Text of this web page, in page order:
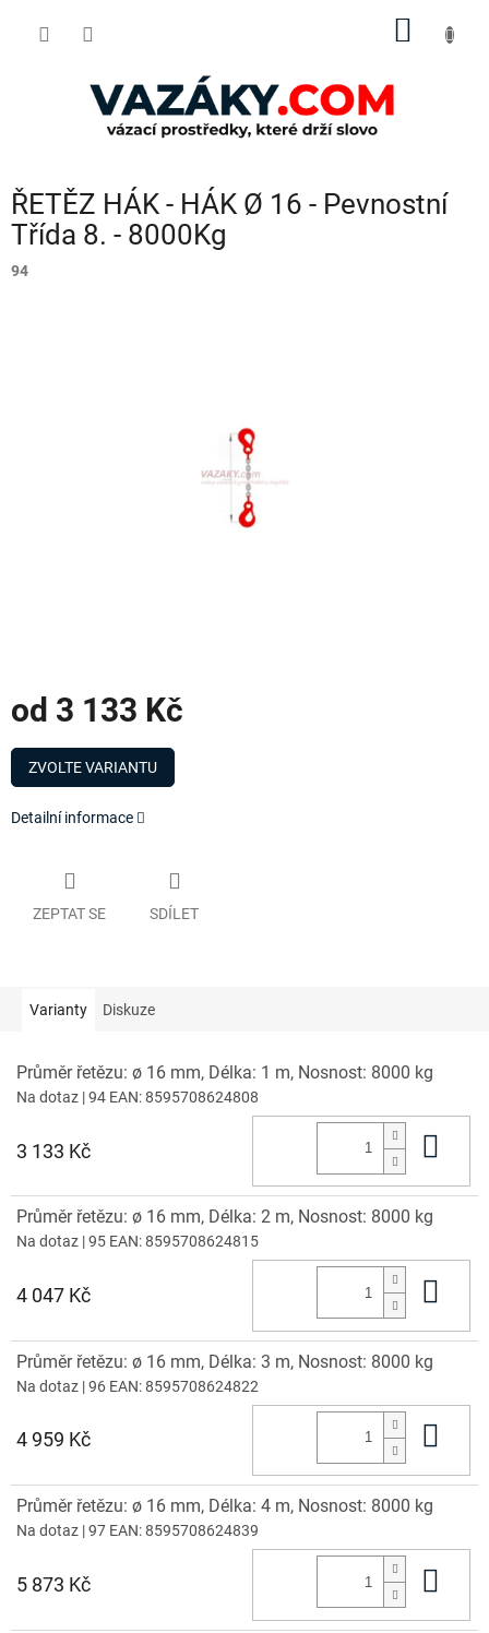
ŘETĚZ HÁK - HÁK Ø 16 - Pevnostní
Třída 8. - 8000Kg
94
od 3 133 Kč
Měrná
cena:
ZVOLTE VARIANTU
Detailní informace
ZEPTAT SE SDÍLET
Varianty Diskuze
Průměr řetězu: ø 16 mm, Délka: 1 m, Nosnost: 8000 kg
Na dotaz | 94 EAN:8595708624808
3 133 Kč
Průměr řetězu: ø 16 mm, Délka: 2 m, Nosnost: 8000 kg
Na dotaz | 95 EAN:8595708624815
4 047 Kč
Průměr řetězu: ø 16 mm, Délka: 3 m, Nosnost: 8000 kg
Na dotaz | 96 EAN:8595708624822
4 959 Kč
Průměr řetězu: ø 16 mm, Délka: 4 m, Nosnost: 8000 kg
Na dotaz | 97 EAN:8595708624839
5 873 Kč